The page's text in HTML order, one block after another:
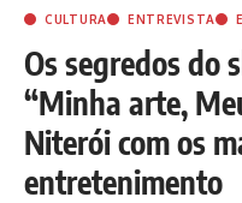
CULTURA ENTREVISTA
Os segredos do
“Minha arte,
Niterói com os
entretenimento